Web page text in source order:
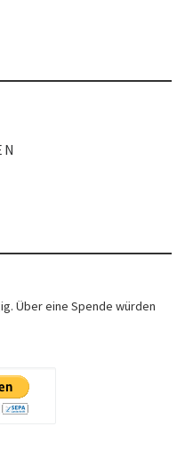
Über eine Spende würden